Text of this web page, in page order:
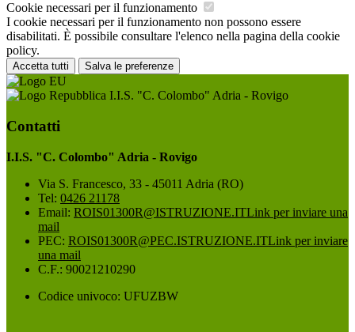
Cookie necessari per il funzionamento
I cookie necessari per il funzionamento non possono essere
disabilitati. È possibile consultare l'elenco nella pagina della cookie
policy.
Accetta tutti Salva le preferenze
I.I.S. "C. Colombo" Adria - Rovigo
Contatti
I.I.S. "C. Colombo" Adria - Rovigo
Via S. Francesco, 33 - 45011 Adria (RO)
Tel: 0426 21178
Email: ROIS01300R@ISTRUZIONE.ITLink per inviare una
mail
PEC: ROIS01300R@PEC.ISTRUZIONE.ITLink per inviare
una mail
C.F.: 90021210290
Codice univoco: UFUZBW